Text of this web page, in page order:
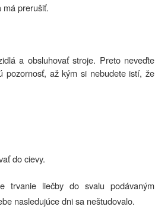
má prerušiť.
a obsluhovať stroje. Preto neveďte
pozornosť, až kým si nebudete istí, že
do cievy.
trvanie liečby do svalu podávaným
nasledujúce dni sa neštudovalo.